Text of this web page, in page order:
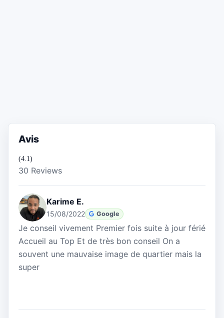
Avis
(4.1)
30 Reviews
Karime E.
15/08/2022 Google
Je conseil vivement Premier fois suite à jour férié
Accueil au Top Et de très bon conseil On a
souvent une mauvaise image de quartier mais la
super